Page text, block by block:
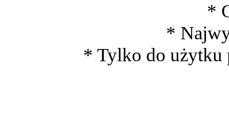
*
*
* Tylko do użytku